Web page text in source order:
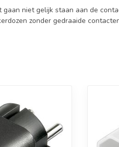
niet gelijk staan aan de
zonder gedraaide